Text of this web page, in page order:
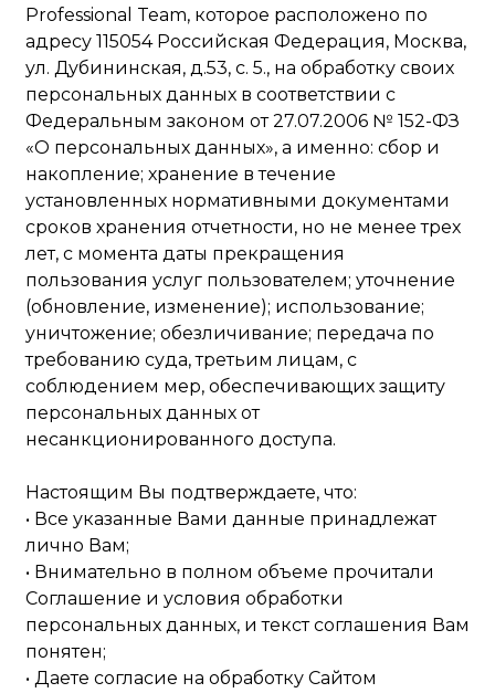
Professional Team, которое расположено по
адресу 115054 Российская Федерация, Москва,
ул. Дубининская, д.53, с. 5., на обработку своих
персональных данных в соответствии с
Федеральным законом от 27.07.2006 № 152-ФЗ
«О персональных данных», а именно: сбор и
накопление; хранение в течение
установленных нормативными документами
сроков хранения отчетности, но не менее трех
лет, с момента даты прекращения
пользования услуг пользователем; уточнение
(обновление, изменение); использование;
уничтожение; обезличивание; передача по
требованию суда, третьим лицам, с
соблюдением мер, обеспечивающих защиту
персональных данных от
несанкционированного доступа.
Настоящим Вы подтверждаете, что:
• Все указанные Вами данные принадлежат
лично Вам;
• Внимательно в полном объеме прочитали
Соглашение и условия обработки
персональных данных, и текст соглашения Вам
понятен;
• Даете согласие на обработку Сайтом